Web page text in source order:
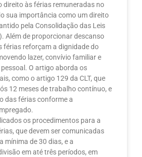
direito às férias remuneradas no
sua importância como um direito
pela Consolidação das Leis
Além de proporcionar descanso
férias reforçam a dignidade do
lazer, convívio familiar e
O artigo aborda os
como o artigo 129 da CLT, que
12 meses de trabalho contínuo, e
das férias conforme a
os procedimentos para a
que devem ser comunicadas
mínima de 30 dias, e a
em até três períodos, em